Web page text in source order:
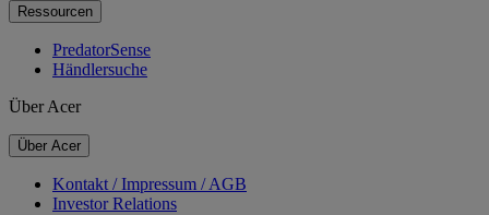
Ressourcen
PredatorSense
Händlersuche
Über Acer
Über Acer
Kontakt / Impressum / AGB
Investor Relations